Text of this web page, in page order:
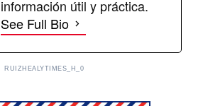
información útil y práctica.
See Full Bio
RUIZHEALYTIMES_H_0